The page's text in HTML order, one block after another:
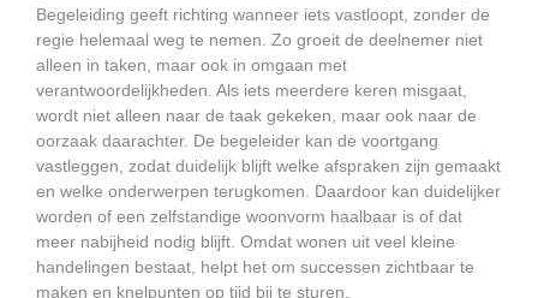
Begeleiding geeft richting wanneer iets vastloopt, zonder de
regie helemaal weg te nemen. Zo groeit de deelnemer niet
alleen in taken, maar ook in omgaan met
verantwoordelijkheden. Als iets meerdere keren misgaat,
wordt niet alleen naar de taak gekeken, maar ook naar de
oorzaak daarachter. De begeleider kan de voortgang
vastleggen, zodat duidelijk blijft welke afspraken zijn gemaakt
en welke onderwerpen terugkomen. Daardoor kan duidelijker
worden of een zelfstandige woonvorm haalbaar is of dat
meer nabijheid nodig blijft. Omdat wonen uit veel kleine
handelingen bestaat, helpt het om successen zichtbaar te
maken en knelpunten op tijd bij te sturen.